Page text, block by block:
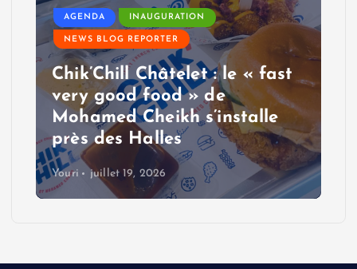
AGENDA INAUGURATION
NEWS BLOG REPORTER
Chik’Chill Châtelet : le « fast
very good food » de
Mohamed Cheikh s’installe
près des Halles
Youri juillet 19, 2026